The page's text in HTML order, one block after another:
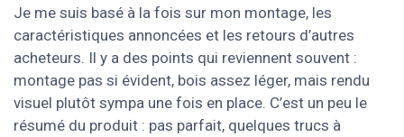
Je me suis basé à la fois sur mon montage, les
caractéristiques annoncées et les retours d’autres
acheteurs. Il y a des points qui reviennent souvent :
montage pas si évident, bois assez léger, mais rendu
visuel plutôt sympa une fois en place. C’est un peu le
résumé du produit : pas parfait, quelques trucs à